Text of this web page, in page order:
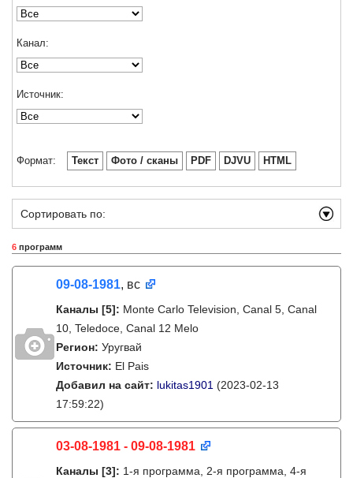
Канал:
Источник:
Формат: Текст Фото / сканы PDF DJVU HTML
Сортировать по:
6 программ
09-08-1981, вс
Каналы [5]: Monte Carlo Television, Canal 5, Canal
10, Teledoce, Canal 12 Melo
Регион: Уругвай
Источник: El Pais
Добавил на сайт: lukitas1901 (2023-02-13
17:59:22)
03-08-1981 - 09-08-1981
Каналы [3]: 1-я программа, 2-я программа, 4-я